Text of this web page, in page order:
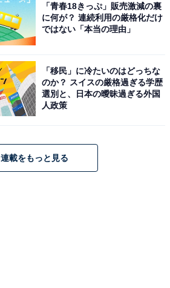
「青春18きっぷ」販売激減の裏
に何が？ 連続利用の厳格化だけ
ではない「本当の理由」
「移民」に冷たいのはどっちな
のか？ スイスの厳格過ぎる学歴
選別と、日本の曖昧過ぎる外国
人政策
連載をもっと見る